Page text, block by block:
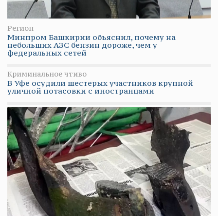
Регион
Минпром Башкирии объяснил, почему на
небольших АЗС бензин дороже, чем у
федеральных сетей
Криминальное чтиво
В Уфе осудили шестерых участников крупной
уличной потасовки с иностранцами